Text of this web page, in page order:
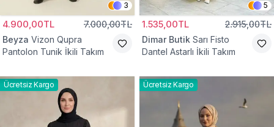
3
4.900,00TL 7.000,00TL
Beyza Vizon Qupra
Pantolon Tunik İkili Takım
5
1.535,00TL 2.915,00TL
Dimar Butik Sarı Fisto
Dantel Astarlı İkili Takım
Ücretsiz Kargo Ücretsiz Kargo